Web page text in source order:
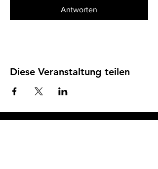
Antworten
Diese Veranstaltung teilen